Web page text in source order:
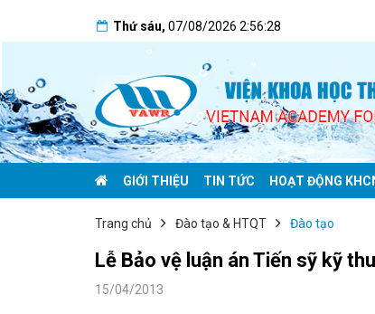
Thứ sáu, 07/08/2026 2:56:29
GIỚI THIỆU TIN TỨC HOẠT ĐỘNG
Trang chủ Đào tạo & HTQT Đào tạo
Lễ Bảo vệ luận án Tiến sỹ kỹ
15/04/2013